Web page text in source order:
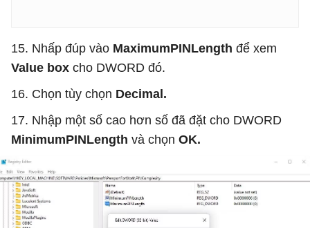
15. Nhấp đúp vào MaximumPINLength để xem
Value box cho DWORD đó.
16. Chọn tùy chọn Decimal.
17. Nhập một số cao hơn số đã đặt cho DWORD
MinimumPINLength và chọn OK.